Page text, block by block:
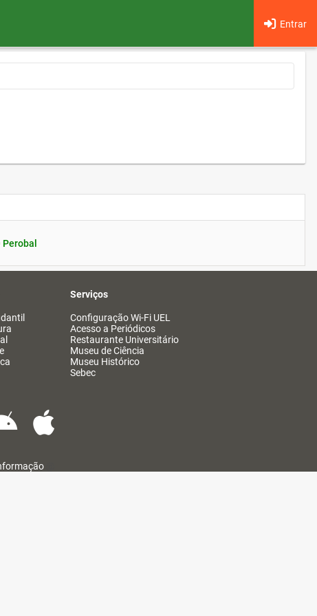
Entrar
Perobal
Serviços
Configuração Wi-Fi UEL
Acesso a Periódicos
Restaurante Universitário
Museu de Ciência
Museu Histórico
Sebec